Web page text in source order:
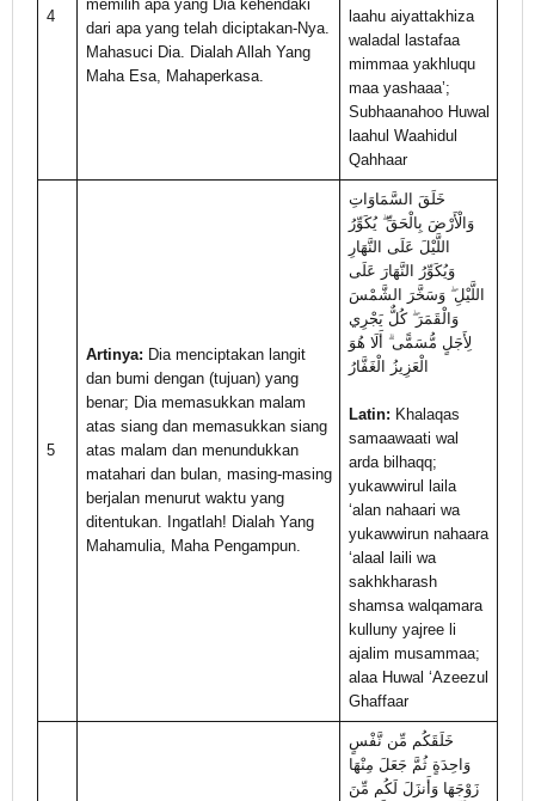
4
memilih apa yang Dia kehendaki
dari apa yang telah diciptakan-Nya.
Mahasuci Dia. Dialah Allah Yang
Maha Esa, Mahaperkasa.
laahu aiyattakhiza
waladal lastafaa
mimmaa yakhluqu
maa yashaaa’;
Subhaanahoo Huwal
laahul Waahidul
Qahhaar
5
Artinya: Dia menciptakan langit
dan bumi dengan (tujuan) yang
benar; Dia memasukkan malam
atas siang dan memasukkan siang
atas malam dan menundukkan
matahari dan bulan, masing-masing
berjalan menurut waktu yang
ditentukan. Ingatlah! Dialah Yang
Mahamulia, Maha Pengampun.
خَلَقَ السَّمَاوَاتِ
وَالْأَرْضَ بِالْحَقِّ ۖ يُكَوِّرُ
اللَّيْلَ عَلَى النَّهَارِ
وَيُكَوِّرُ النَّهَارَ عَلَى
اللَّيْلِ ۖ وَسَخَّرَ الشَّمْسَ
وَالْقَمَرَ ۖ كُلٌّ يَجْرِي
لِأَجَلٍ مُّسَمًّى ۗ أَلَا هُوَ
الْعَزِيزُ الْغَفَّارُ
Latin: Khalaqas
samaawaati wal
arda bilhaqq;
yukawwirul laila
‘alan nahaari wa
yukawwirun nahaara
‘alaal laili wa
sakhkharash
shamsa walqamara
kulluny yajree li
ajalim musammaa;
alaa Huwal ‘Azeezul
Ghaffaar
خَلَقَكُم مِّن نَّفْسٍ
وَاحِدَةٍ ثُمَّ جَعَلَ مِنْهَا
زَوْجَهَا وَأَنزَلَ لَكُم مِّنَ